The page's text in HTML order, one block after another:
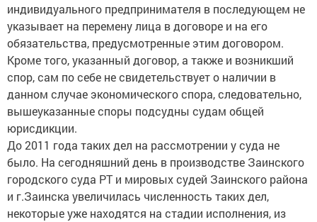
индивидуального предпринимателя в последующем не
указывает на перемену лица в договоре и на его
обязательства, предусмотренные этим договором.
Кроме того, указанный договор, а также и возникший
спор, сам по себе не свидетельствует о наличии в
данном случае экономического спора, следовательно,
вышеуказанные споры подсудны судам общей
юрисдикции.
До 2011 года таких дел на рассмотрении у суда не
было. На сегодняшний день в производстве Заинского
городского суда РТ и мировых судей Заинского района
и г.Заинска увеличилась численность таких дел,
некоторые уже находятся на стадии исполнения, из